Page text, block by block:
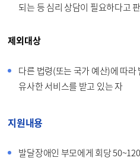
되는 등 심리 상담이 필요하다고
제외대상
다른 법령(또는 국가 예산)에 따
유사한 서비스를 받고 있는 자
지원내용
발달장애인 부모에게 회당